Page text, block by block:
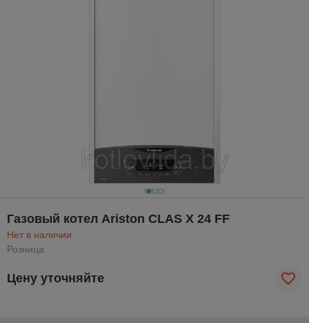
Газовый котел Ariston CLAS X 24 FF
Нет в наличии
Розница
Цену уточняйте